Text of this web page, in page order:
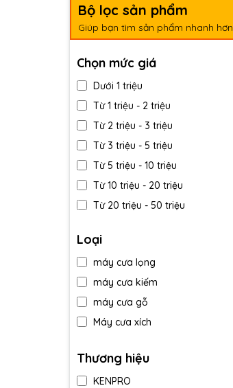
Bộ lọc sản phẩm
Giúp bạn tìm sản phẩm nhanh hơn
Chọn mức giá
Dưới 1 triệu
Từ 1 triệu - 2 triệu
Từ 2 triệu - 3 triệu
Từ 3 triệu - 5 triệu
Từ 5 triệu - 10 triệu
Từ 10 triệu - 20 triệu
Từ 20 triệu - 50 triệu
Loại
máy cưa lọng
máy cưa kiếm
máy cưa gỗ
Máy cưa xích
Thương hiệu
KENPRO